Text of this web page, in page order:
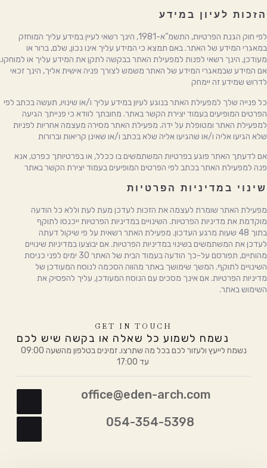
הזכות לעיון במידע
לפי חוק הגנת הפרטיות, התשמ”א-1981, הינך רשאי לעיין במידע עליך המוחזק
במאגרי המידע של האתר. באם תמצא כי המידע עליך אינו נכון, שלם, ברור או
מעודכן, הינך רשאי לפנות למפעילת האתר בבקשה לתקן את המידע עליך או למוחקו.
אם המידע שבמאגרי המידע של האתר משמש לצורך פניה אישית אליך, הינך זכאי
לדרוש שמידע זה יימחק
כל פנייה שלך למפעילת האתר בנוגע לעיון במידע עליך ו/או שינויו, תעשה בכתב לפי
הפרטים המופיעים בעמוד יצירת הקשר באתר. מחובתך לוודא כי פנייתך הגיעה
למפעילת האתר ומטופלת על ידה. מפעילת האתר מסירה מעצמה אחריות לפניות
שלא הגיעו אליה ו/או שהגיעו אליה שלא בכתב ו/או שאינן קריאות וברורות
אם לדעתך האתר פוגע בפרטיות המשתמשים בו ככלל, או בפרטיותך כפרט, אנא
פנה למפעילת האתר בכתב לפי הפרטים המופיעים בעמוד יצירת הקשר באתר
שינוי במדיניות הפרטיות
מפעילת האתר שומרת לעצמה את הזכות לעדכן מעת לעת וללא כל הודעה
מוקדמת את מדיניות הפרטיות. השינויים במדיניות הפרטיות ייכנסו לתוקף
בתוך 48 שעות מרגע העדכון. מפעילת האתר רשאית על פי שיקול דעתה
לעדכן את המשתמשים בשינוי במדיניות הפרטיות. אם יבוצעו במדיניות שינויים
מהותיים, תפורסם על-כך הודעה בעמוד הבית של האתר 30 ימים לפני כניסת
השינויים לתוקף. המשך שימושך באתר מהווה הסכמה לנוסח המעודכן של
מדיניות הפרטיות. אם אינך מסכים עם הנוסח המעודכן, עליך להפסיק את
השימוש באתר.
GET IN TOUCH
נשמח לשמוע כל שאלה או בקשה שיש לכם
נשמח לייעץ ולעזור לכם בכל מה שתרצו. זמינים בטלפון מהשעה 09:00
office@eden-arch.com
054-354-5398